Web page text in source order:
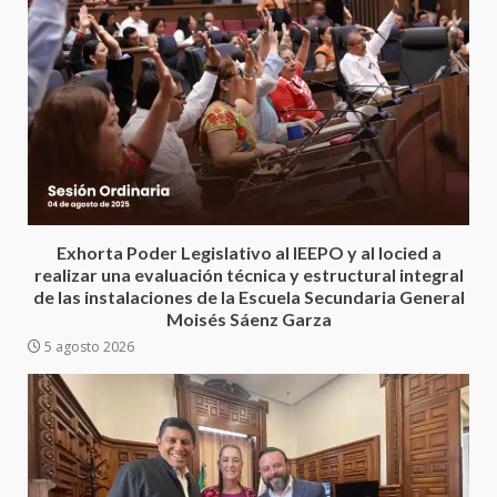
Exhorta Poder Legislativo al IEEPO y al Iocied a
realizar una evaluación técnica y estructural integral
de las instalaciones de la Escuela Secundaria General
Moisés Sáenz Garza
5 agosto 2026
3
Encuentro de Ariadna Montiel
con el Gobernador Salomón Jara
Cruz reafirma la consolidación
de la transformación en
territorio oaxaqueño
30 julio 2026
4
Juan Mazatlán
20 julio 2026
Sanciona Municipio de Oaxaca